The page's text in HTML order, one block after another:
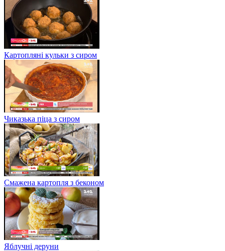
Картопляні кульки з сиром
Чиказька піца з сиром
Смажена картопля з беконом
Яблучні деруни